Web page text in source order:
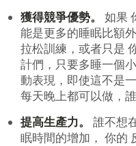
獲得競爭優勢。
如果
能是更多的睡眠比額
拉松訓練，或者只是
計們，只要多睡一個
動表現，即使這不是
每天晚上都可以做，
提高生產力。
誰不想
眠時間的增加， 你的